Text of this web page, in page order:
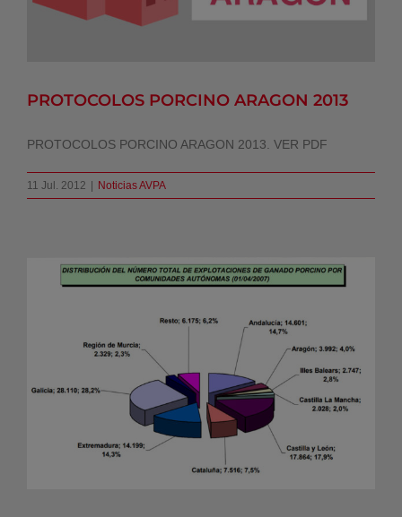
PROTOCOLOS PORCINO ARAGON 2013
PROTOCOLOS PORCINO ARAGON 2013. VER PDF
11 Jul. 2012 Noticias AVPA
SECTOR PORCINO EN CIFRAS
Noticias AVPA